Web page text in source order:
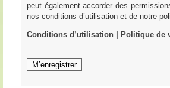
peut également accorder des
nos conditions d’utilisation et de notre
Conditions d’utilisation| Politique de
M’enregistrer